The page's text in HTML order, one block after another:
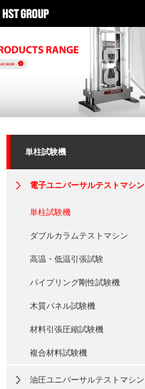
単柱試験機
電子ユニバーサルテストマシン
単柱試験機
ダブルカラムテストマシン
高温・低温引張試験
パイプリング剛性試験機
木質パネル試験機
材料引張圧縮試験機
複合材料試験機
油圧ユニバーサルテストマシン